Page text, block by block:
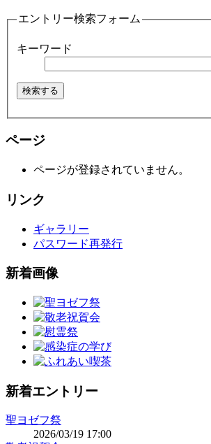
エントリー検索フォーム
キーワード
ページ
ページが登録されていません。
リンク
ギャラリー
パスワード再発行
新着画像
新着エントリー
聖ヨゼフ祭
2026/03/19 17:00